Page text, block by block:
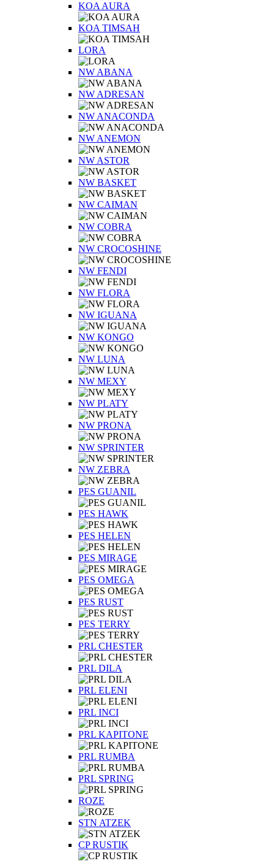
KOA AURA
KOA TIMSAH
LORA
NW ABANA
NW ADRESAN
NW ANACONDA
NW ANEMON
NW ASTOR
NW BASKET
NW CAIMAN
NW COBRA
NW CROCOSHINE
NW FENDI
NW FLORA
NW IGUANA
NW KONGO
NW LUNA
NW MEXY
NW PLATY
NW PRONA
NW SPRINTER
NW ZEBRA
PES GUANIL
PES HAWK
PES HELEN
PES MIRAGE
PES OMEGA
PES RUST
PES TERRY
PRL CHESTER
PRL DILA
PRL ELENI
PRL INCI
PRL KAPITONE
PRL RUMBA
PRL SPRING
ROZE
STN ATZEK
СP RUSTIK